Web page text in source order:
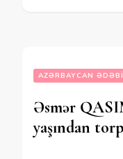
AZƏRBAYCAN
Əsmər
yaşından